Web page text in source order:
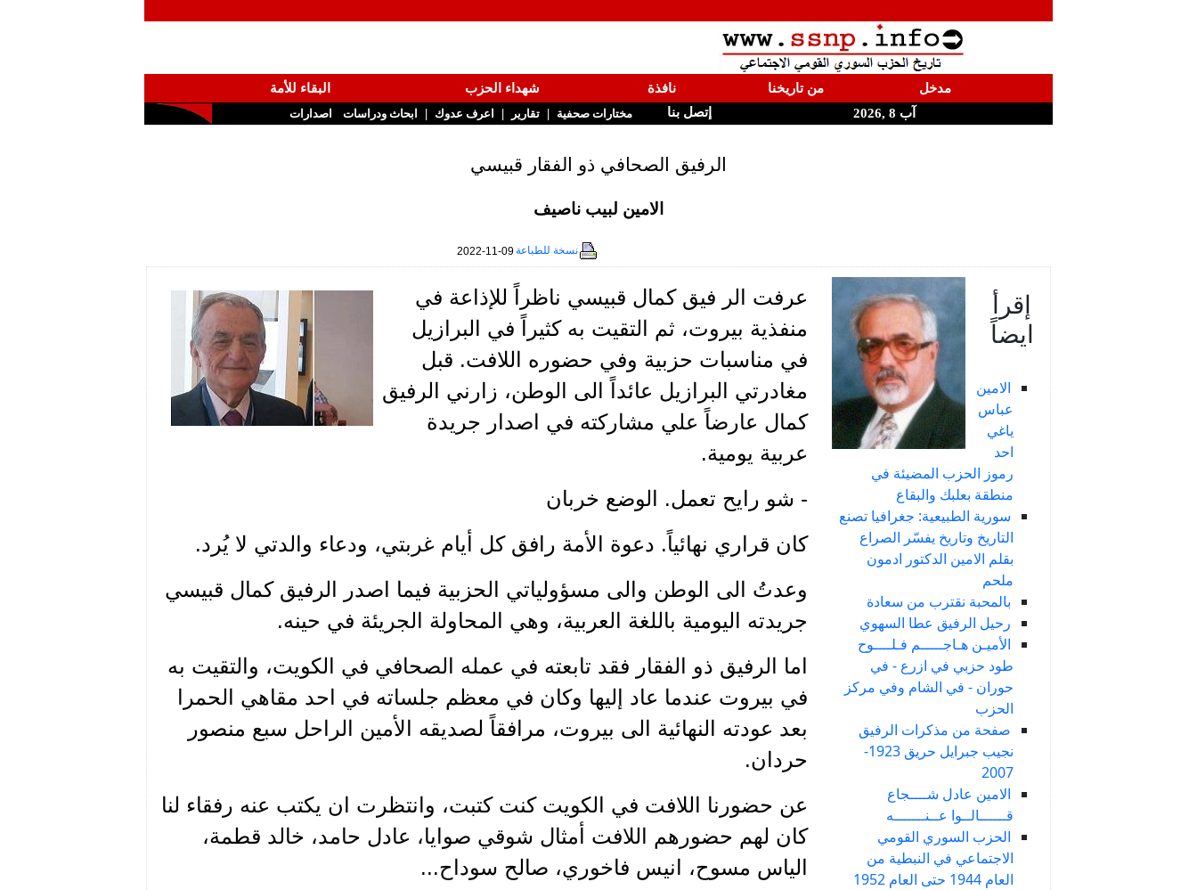
مدخل من تاريخنا نافذة شهداء الحزب
البقاء للأمة
آب 8 ,2026
إتصل بنا مختارات صحفية | تقارير | اعرف عدوك | ابحاث ودراسات اصدارات
الرفيق الصحافي ذو الفقار قبيسي
الامين لبيب ناصيف
نسخة للطباعة2022-11-09
إقرأ
ايضاً
الامين
عباس
ياغي
احد
رموز الحزب المضيئة في
منطقة بعلبك والبقاع
سورية الطبيعية: جغرافيا تصنع
التاريخ وتاريخ يفسّر الصراع
بقلم الامين الدكتور ادمون
ملحم
بالمحبة نقترب من سعادة
رحيل الرفيق عطا السهوي
الأميـن هـاجـــــم فـلــــوح
طود حزبي في ازرع - في
حوران - في الشام وفي مركز
الحزب
صفحة من مذكرات الرفيق
نجيب جبرايل حريق 1923-
2007
الامين عادل شــــجاع
قــــــالــوا عــنـــــــه
الحزب السوري القومي
الاجتماعي في النبطية من
العام 1944 حتى العام 1952
عرفت الر فيق كمال قبيسي ناظراً للإذاعة في
منفذية بيروت، ثم التقيت به كثيراً في البرازيل
في مناسبات حزبية وفي حضوره اللافت. قبل
مغادرتي البرازيل عائداً الى الوطن، زارني الرفيق
كمال عارضاً علي مشاركته في اصدار جريدة
عربية يومية.
- شو رايح تعمل. الوضع خربان
كان قراري نهائياً. دعوة الأمة رافق كل أيام غربتي، ودعاء والدتي لا يُرد.
وعدتُ الى الوطن والى مسؤولياتي الحزبية فيما اصدر الرفيق كمال قبيسي
جريدته اليومية باللغة العربية، وهي المحاولة الجريئة في حينه.
اما الرفيق ذو الفقار فقد تابعته في عمله الصحافي في الكويت، والتقيت به
في بيروت عندما عاد إليها وكان في معظم جلساته في احد مقاهي الحمرا
بعد عودته النهائية الى بيروت، مرافقاً لصديقه الأمين الراحل سبع منصور
حردان.
عن حضورنا اللافت في الكويت كنت كتبت، وانتظرت ان يكتب عنه رفقاء لنا
كان لهم حضورهم اللافت أمثال شوقي صوايا، عادل حامد، خالد قطمة،
الياس مسوح، انيس فاخوري، صالح سوداح...